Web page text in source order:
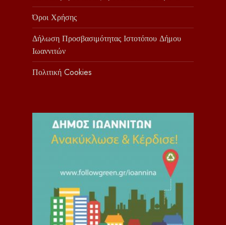
Όροι Χρήσης
Δήλωση Προσβασιμότητας Ιστοτόπου Δήμου
Ιωαννιτών
Πολιτική Cookies